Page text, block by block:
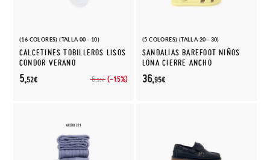
(16 COLORES) (TALLA 00 - 10)
CALCETINES TOBILLEROS LISOS
CONDOR VERANO
6,50€ (-15%)
5,52€
(5 COLORES) (TALLA 20 - 30)
SANDALIAS BAREFOOT NIÑOS
LONA CIERRE ANCHO
36,95€